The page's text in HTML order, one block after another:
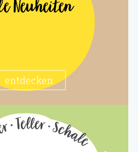
Neuheiten
entdecken